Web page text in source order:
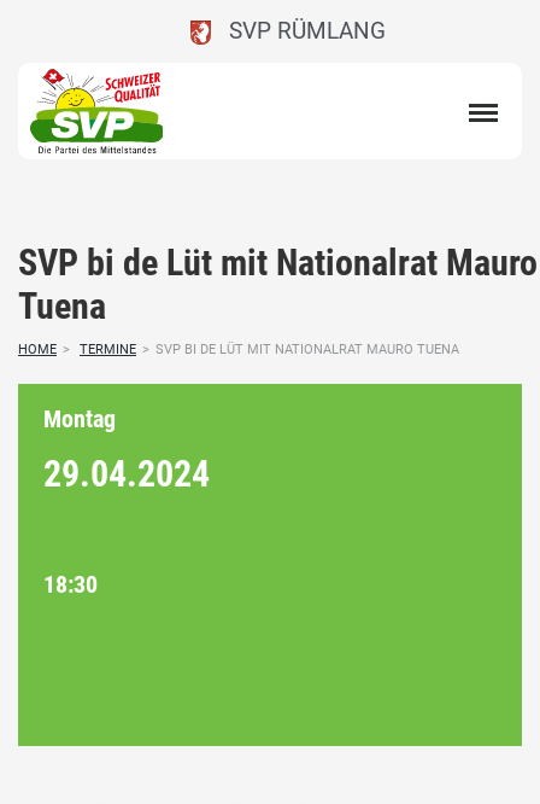
SVP RÜMLANG
SVP bi de Lüt mit Nationalrat Mauro
Tuena
HOME > TERMINE > SVP BI DE LÜT MIT NATIONALRAT MAURO TUENA
Montag
29.04.2024
18:30